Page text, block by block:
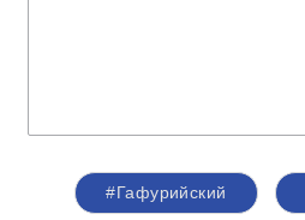
#Гафурийский